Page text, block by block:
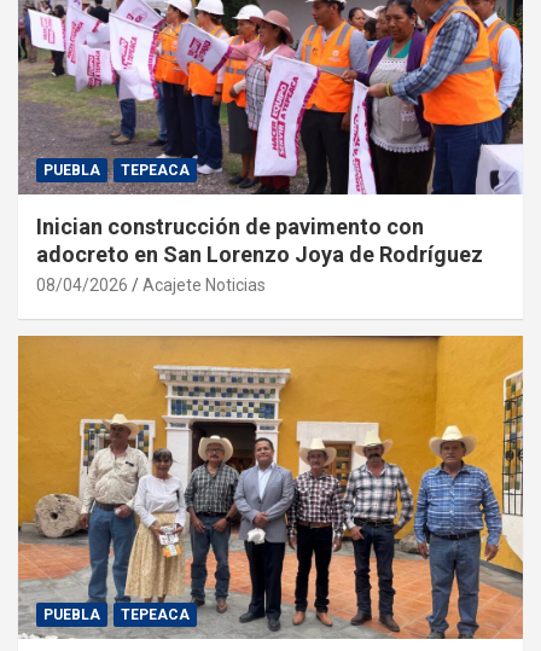
PUEBLA TEPEACA
Inician construcción de pavimento con
adocreto en San Lorenzo Joya de Rodríguez
08/04/2026 Acajete Noticias
PUEBLA TEPEACA